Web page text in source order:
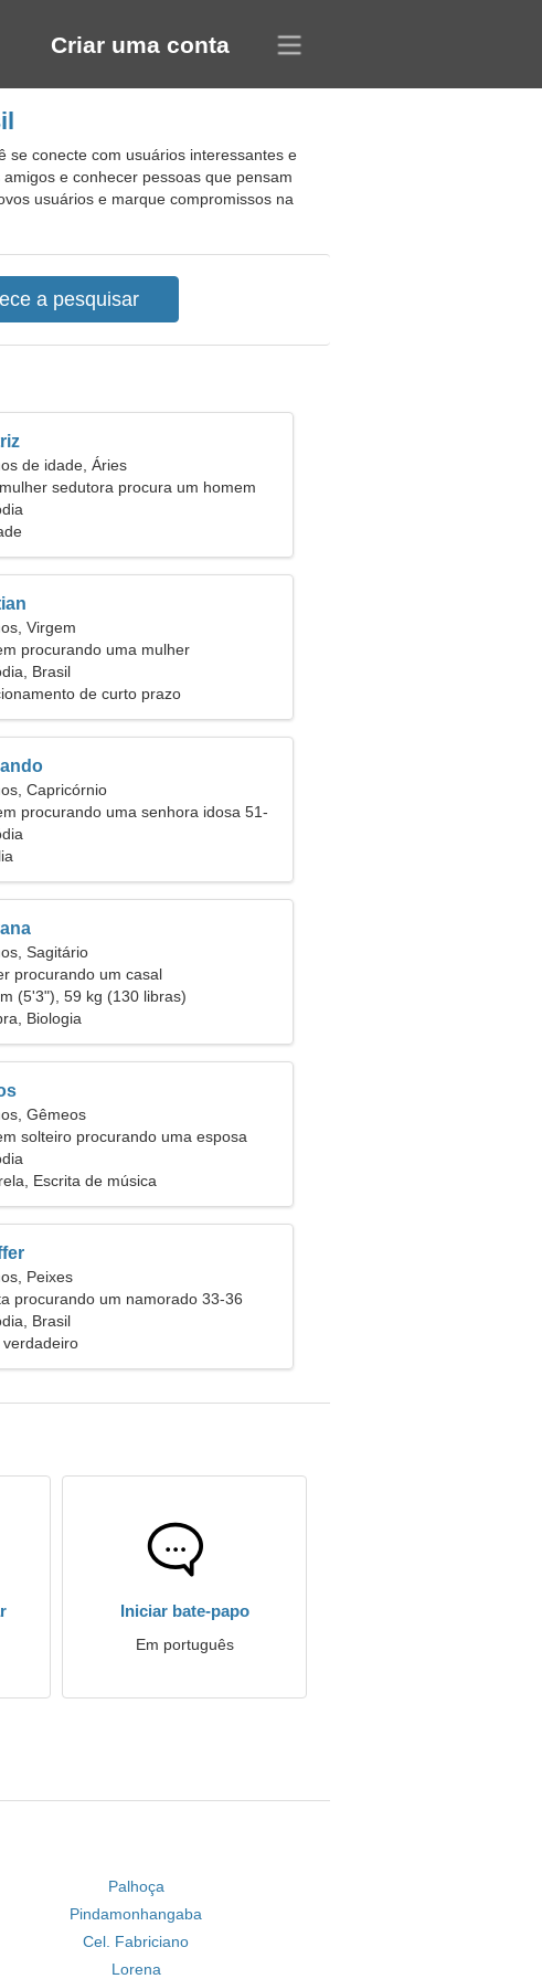
Criar uma conta
se conecte com usuários interessantes e
e conhecer pessoas que pensam
usuários e marque compromissos na
de idade, Áries
sedutora procura um homem
Virgem
procurando uma mulher
Brasil
de curto prazo
Capricórnio
procurando uma senhora idosa 51-
Sagitário
procurando um casal
(5'3"), 59 kg (130 libras)
Biologia
Gêmeos
solteiro procurando uma esposa
Escrita de música
Peixes
procurando um namorado 33-36
Brasil
verdadeiro
Iniciar bate-papo
Em português
Palhoça
Pindamonhangaba
Cel. Fabriciano
Lorena